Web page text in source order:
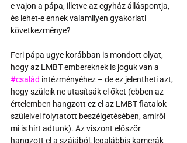
e vajon a pápa, illetve az egyház álláspontja,
és lehet-e ennek valamilyen gyakorlati
következménye?
Feri pápa ugye korábban is mondott olyat,
hogy az LMBT embereknek is joguk van a
#család intézményéhez – de ez jelentheti azt,
hogy szüleik ne utasítsák el őket (ebben az
értelemben hangzott ez el az LMBT fiatalok
szüleivel folytatott beszélgetésében, amiről
mi is hírt adtunk). Az viszont először
hangzott el a szájából, legalábbis kamerák